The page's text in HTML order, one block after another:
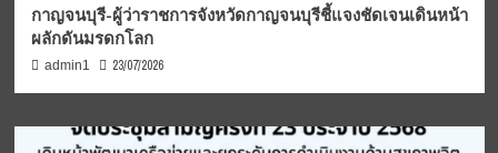
กาญจนบุรี-ผู้ว่าราชการจังหวัดกาญจนบุรีชี้แจงชัดเจนเดินหน้า
ผลักดันมรดกโลก
admin1 23/07/2026